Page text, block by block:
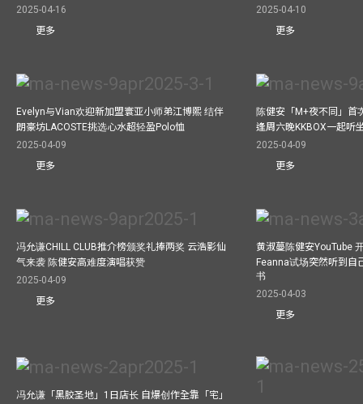
2025-04-16
更多
2025-04-10
更多
Evelyn与Vian欢迎新加盟寰亚小师弟江博熙 结伴
朗豪坊LACOSTE挑选心水超轻盈Polo恤
2025-04-09
更多
陈健安「M+夜不同」首
逢周六晚KKBOX一起听
2025-04-09
更多
冯允谦CHILL CLUB推介榜颁奖礼捧两奖 云浩影仙
气来袭 陈健安高难度演唱获赞
2025-04-09
更多
黄淑蔓陈健安YouTube
Feanna试场突然听到自
书
2025-04-03
更多
冯允谦「黑胶圣地」1日店长 自爆创作全靠「宅」